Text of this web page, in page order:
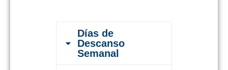
Días de
Descanso
Semanal